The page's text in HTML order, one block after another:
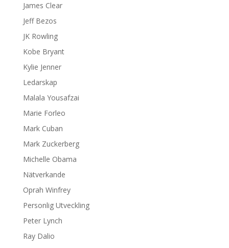
James Clear
Jeff Bezos
JK Rowling
Kobe Bryant
Kylie Jenner
Ledarskap
Malala Yousafzai
Marie Forleo
Mark Cuban
Mark Zuckerberg
Michelle Obama
Nätverkande
Oprah Winfrey
Personlig Utveckling
Peter Lynch
Ray Dalio